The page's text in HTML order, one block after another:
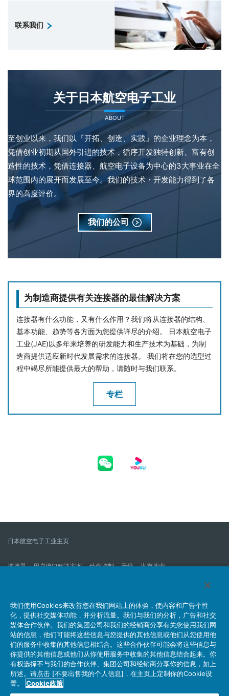
联系我们
关于日本航空电子工业
ABOUT
至创业以来，我们以『开拓、创造、实践』的企业理念为本，
凭借创业初期从国外引进的技术，循序开发独特创新、富有创
造性的技术，凭借连接器、航空电子设备为中心的3大事业在全
球范围内的展开而发展至今。我们的技术・开发能力得到了各
界的高度评价。
我们的公司
为制造商提供有关连接器的最佳解决方案
连接器有什么功能，又有什么作用？我们将从连接器的结构、
基本功能、趋势等各方面为您提供详尽的介绍。 日本航空电子
工业(JAE)以多年来培养的研发能力和生产技术为基础，为制
造商提供适应新时代发展需求的连接器。 我们将在您的选型过
程中竭尽所能提供最大的帮助，请随时与我们联系。
专栏
日本航空电子工业主页
连接器 用户接口解决方案 动作控制 天线 库存搜索
我们的公司 企业社会责任 IR消息 公司新到信息列表
产品信息新的列表
网站地图
联系我们
个人信息保护方针 JAE Cookie政策
关于利用本网站
社交媒体官方账号运营方针
我们使用Cookies来改善您在我们网站上的体验，使内容和广告个性
化，提供社交媒体功能，并分析流量。我们与我们的分析，广告和社交
媒体合作伙伴。我们的集团公司和我们的经销商分享有关您使用我们网
站的信息，他们可能将这些信息与您提供的其他信息或他们从您使用他
们的服务中收集的其他信息相结合。这些合作伙伴可能会将这些信息与
你提供的其他信息或他们从你使用服务中收集的其他信息结合起来。你
有权选择不与我们的合作伙伴、集团公司和经销商分享你的信息，如上
所述。请点击 [不要出售我的个人信息]，在主页上定制你的Cookie设
置。
Cookie政策